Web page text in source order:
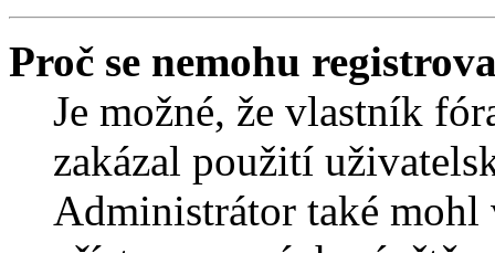
Proč se nemohu
Je možné, že vlastník
zakázal použití
Administrátor také mohl